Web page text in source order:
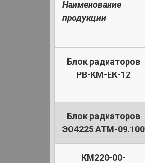
Наименование
продукции
Блок радиаторов
РВ-КМ-ЕК-12
Блок радиаторов
ЭО4225 АТМ-09.100
КМ220-00-